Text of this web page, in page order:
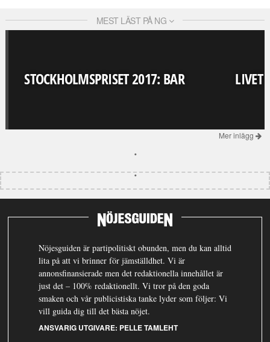
MEST LÄST PÅ NG
STOCKHOLMSPRISET 2017: BAR LIVET
Mer inlägg
Nöjesguiden är partipolitiskt obunden, men du kan alltid
lita på att vi brinner för jämställdhet. Vi är
annonsfinansierade men det redaktionella innehållet är
just det – 100% redaktionellt. Vi tror på den goda
smaken och vår publicistiska tanke lyder som följer: Vi
vill guida dig till det bästa nöjet.
ANSVARIG UTGIVARE: PELLE TAMLEHT